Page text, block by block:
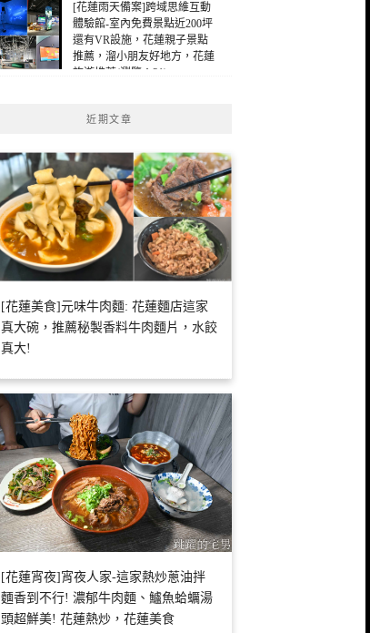
[花蓮雨天備案]跨域思維互動
體驗館-室內免費景點近200坪
還有VR設施，花蓮親子景點
推薦，溜小朋友好地方，花蓮
旅遊推薦(瀏覽：31)
近期文章
[花蓮美食]元味牛肉麵: 花蓮麵店這家
真大碗，推薦秘製香料牛肉麵片，水餃
真大!
[花蓮宵夜]宵夜人家-這家熱炒蔥油拌
麵香到不行! 濃郁牛肉麵、鱸魚蛤蠣湯
頭超鮮美! 花蓮熱炒，花蓮美食